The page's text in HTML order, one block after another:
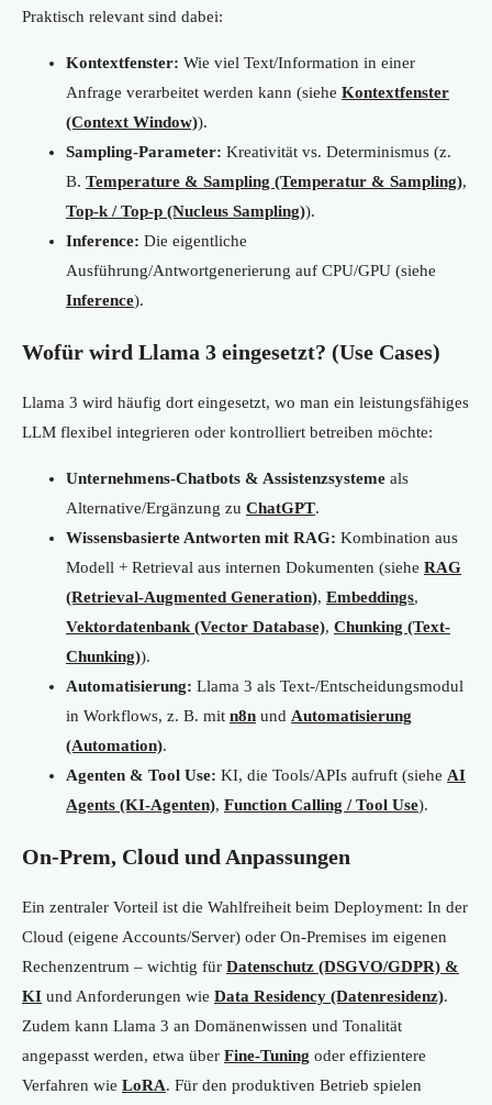
Praktisch relevant sind dabei:
Kontextfenster: Wie viel Text/Information in einer
Anfrage verarbeitet werden kann (siehe Kontextfenster
(Context Window)).
Sampling-Parameter: Kreativität vs. Determinismus (z.
B. Temperature & Sampling (Temperatur & Sampling),
Top-k / Top-p (Nucleus Sampling)).
Inference: Die eigentliche
Ausführung/Antwortgenerierung auf CPU/GPU (siehe
Inference).
Wofür wird Llama 3 eingesetzt? (Use Cases)
Llama 3 wird häufig dort eingesetzt, wo man ein leistungsfähiges
LLM flexibel integrieren oder kontrolliert betreiben möchte:
Unternehmens-Chatbots & Assistenzsysteme als
Alternative/Ergänzung zu ChatGPT.
Wissensbasierte Antworten mit RAG: Kombination aus
Modell + Retrieval aus internen Dokumenten (siehe RAG
(Retrieval-Augmented Generation), Embeddings,
Vektordatenbank (Vector Database), Chunking (Text-
Chunking)).
Automatisierung: Llama 3 als Text-/Entscheidungsmodul
in Workflows, z. B. mit n8n und Automatisierung
(Automation).
Agenten & Tool Use: KI, die Tools/APIs aufruft (siehe AI
Agents (KI-Agenten), Function Calling / Tool Use).
On-Prem, Cloud und Anpassungen
Ein zentraler Vorteil ist die Wahlfreiheit beim Deployment: In der
Cloud (eigene Accounts/Server) oder On-Premises im eigenen
Rechenzentrum – wichtig für Datenschutz (DSGVO/GDPR) &
KI und Anforderungen wie Data Residency (Datenresidenz).
Zudem kann Llama 3 an Domänenwissen und Tonalität
angepasst werden, etwa über Fine-Tuning oder effizientere
Verfahren wie LoRA. Für den produktiven Betrieb spielen